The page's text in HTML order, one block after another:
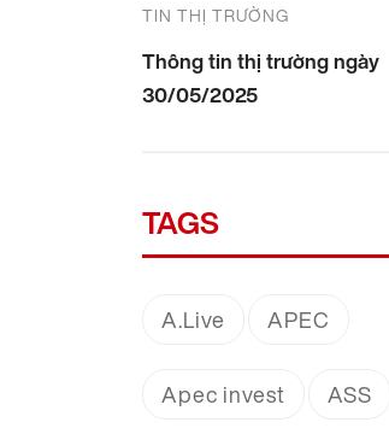
TIN THỊ TRƯỜNG
Thông tin thị trường ngày
30/05/2025
TAGS
A.Live APEC
Apec invest ASS